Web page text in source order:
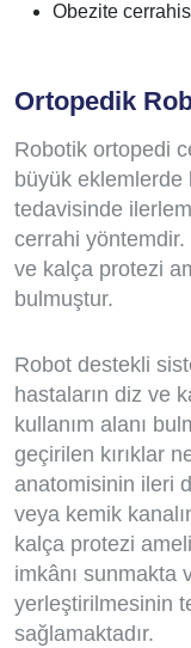
Obezite
Ortopedik
Robotik ortopedi
büyük eklemlerde
tedavisinde
cerrahi
ve kalça protezi
bulmuştur.
Robot destekli
hastaların diz ve
kullanım alanı
geçirilen kırıklar
anatomisinin ileri
veya kemik
kalça protezi
imkânı sunmakta
yerleştirilmesinin
sağlamaktadır.